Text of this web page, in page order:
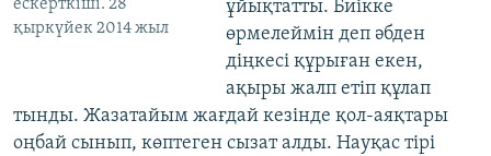
ескерткіші. 28
қыркүйек 2014 жыл
ұйықтатты. Биікке
өрмелеймін деп әбден
діңкесі құрыған екен,
ақыры жалп етіп құлап
тынды. Жазатайым жағдай кезінде қол-аяқтары
оңбай сынып, көптеген сызат алды. Науқас тірі